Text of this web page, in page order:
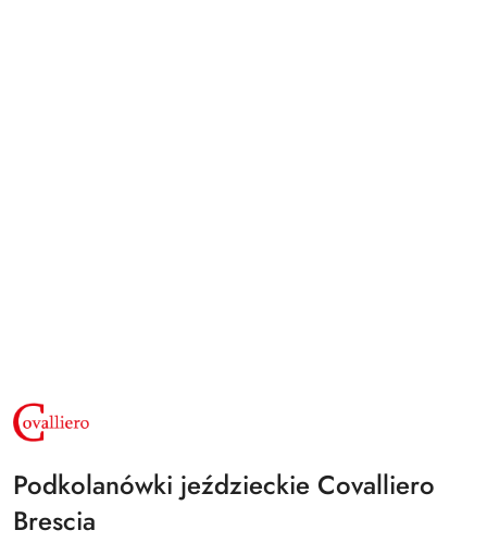
NAZWA
PRODUCENTA:
COVALLIERO
Podkolanówki jeździeckie Covalliero
Brescia